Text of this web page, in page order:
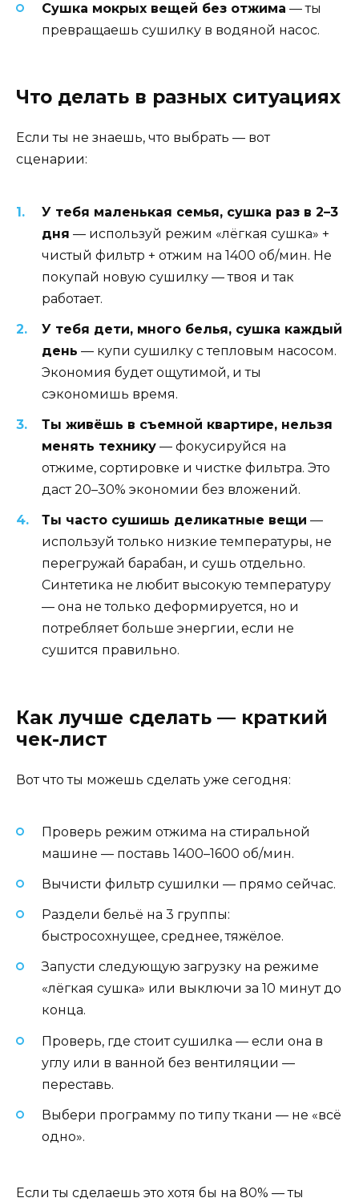
Сушка мокрых вещей без отжима — ты
превращаешь сушилку в водяной насос.
Что делать в разных ситуациях
Если ты не знаешь, что выбрать — вот
сценарии:
У тебя маленькая семья, сушка раз в 2–3
дня — используй режим «лёгкая сушка» +
чистый фильтр + отжим на 1400 об/мин. Не
покупай новую сушилку — твоя и так
работает.
У тебя дети, много белья, сушка каждый
день — купи сушилку с тепловым насосом.
Экономия будет ощутимой, и ты
сэкономишь время.
Ты живёшь в съемной квартире, нельзя
менять технику — фокусируйся на
отжиме, сортировке и чистке фильтра. Это
даст 20–30% экономии без вложений.
Ты часто сушишь деликатные вещи —
используй только низкие температуры, не
перегружай барабан, и сушь отдельно.
Синтетика не любит высокую температуру
— она не только деформируется, но и
потребляет больше энергии, если не
сушится правильно.
Как лучше сделать — краткий
чек-лист
Вот что ты можешь сделать уже сегодня:
Проверь режим отжима на стиральной
машине — поставь 1400–1600 об/мин.
Вычисти фильтр сушилки — прямо сейчас.
Раздели бельё на 3 группы:
быстросохнущее, среднее, тяжёлое.
Запусти следующую загрузку на режиме
«лёгкая сушка» или выключи за 10 минут до
конца.
Проверь, где стоит сушилка — если она в
углу или в ванной без вентиляции —
переставь.
Выбери программу по типу ткани — не «всё
одно».
Если ты сделаешь это хотя бы на 80% — ты